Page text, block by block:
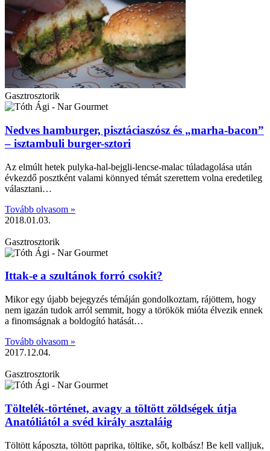
Gasztrosztorik
Nedves hamburger, pisztáciaszósz és „marha-bacon”
– isztambuli burger-sztori
Az elmúlt hetek pulyka-hal-bejgli-lencse-malac túladagolása után
évkezdő posztként valami könnyed témát szerettem volna eredetileg
választani…
Tovább olvasom »
2018.01.03.
Gasztrosztorik
Ittak-e a szultánok forró csokit?
Mikor egy újabb bejegyzés témáján gondolkoztam, rájöttem, hogy
nem igazán tudok arról semmit, hogy a törökök mióta élvezik ennek
a finomságnak a boldogító hatását…
Tovább olvasom »
2017.12.04.
Gasztrosztorik
Töltelék-történet, avagy a töltött zöldségek útja
Anatóliától a svéd király asztaláig
Töltött káposzta, töltött paprika, töltike, sőt, kolbász! Be kell valljuk,